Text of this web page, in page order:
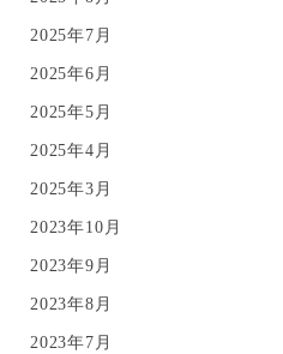
2025年7月
2025年6月
2025年5月
2025年4月
2025年3月
2023年10月
2023年9月
2023年8月
2023年7月